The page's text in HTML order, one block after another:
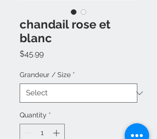
chandail rose et
blanc
$45.99Price
Grandeur / Size *
Quantity *